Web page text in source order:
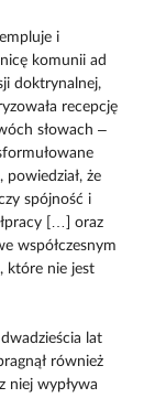
i
komunii ad
doktrynalnej,
recepcję
słowach –
że
spójność i
[…] oraz
współczesnym
które nie jest
lat
również
niej wypływa